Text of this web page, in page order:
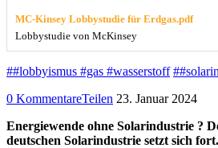
MC-Kinsey Lobbystudie für Erdgas.pdf
Lobbystudie von McKinsey
##lobbyismus #gas #wasserstoff
0 KommentareTeilen 23. Januar 2024
Energiewende ohne Solarindustrie ?
deutschen Solarindustrie setzt sich